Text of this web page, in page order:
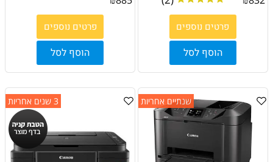
פרטים נוספים
הוסף לסל
פרטים נוספים
הוסף לסל
שנתיים אחריות 3 שנים אחריות